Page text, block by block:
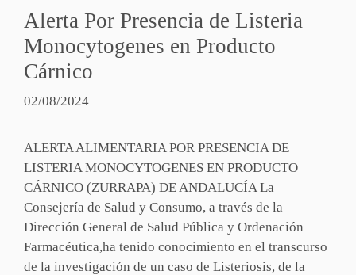
Alerta Por Presencia de Listeria
Monocytogenes en Producto
Cárnico
02/08/2024
ALERTA ALIMENTARIA POR PRESENCIA DE
LISTERIA MONOCYTOGENES EN PRODUCTO
CÁRNICO (ZURRAPA) DE ANDALUCÍA La
Consejería de Salud y Consumo, a través de la
Dirección General de Salud Pública y Ordenación
Farmacéutica,ha tenido conocimiento en el transcurso
de la investigación de un caso de Listeriosis, de la